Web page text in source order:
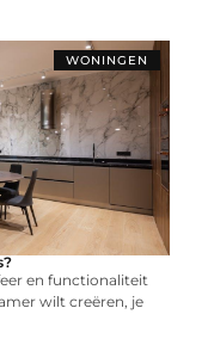
WONINGEN
en functionaliteit
wilt creëren, je